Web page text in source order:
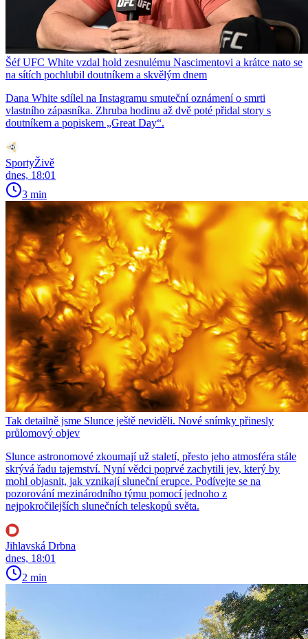
Šéf UFC White vzdal hold zesnulému Nascimentovi a krátce nato se
na sítích pochlubil doutníkem a skvělým dnem
Dana White sdílel na Instagramu smuteční oznámení o smrti
vlastního zápasníka. Zhruba hodinu až dvě poté přidal story s
doutníkem a popiskem „Great Day“.
SportyŽivě
dnes, 18:01
3 min
Tak detailně jsme Slunce ještě neviděli. Nové snímky přinesly
průlomový objev
Slunce astronomové zkoumají už staletí, přesto jeho atmosféra stále
skrývá řadu tajemství. Nyní vědci poprvé zachytili jev, který by
mohl objasnit, jak vznikají sluneční erupce. Podívejte se na
pozorování mezinárodního týmu pomocí jednoho z
nejpokročilejších slunečních teleskopů světa.
Jihlavská Drbna
dnes, 18:01
2 min